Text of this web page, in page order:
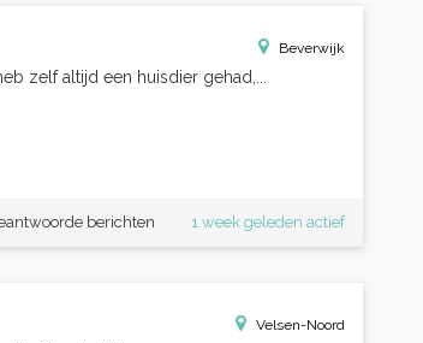
Beverwijk
zelf altijd een huisdier gehad,...
1 week geleden actief
berichten
Velsen-Noord